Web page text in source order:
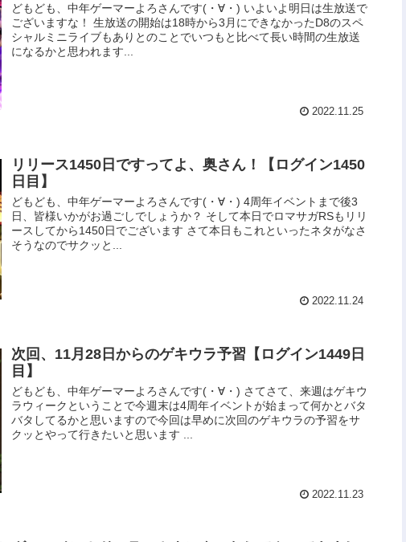
どもども、中年ゲーマーよろさんです(・∀・) いよいよ明日は生放送で
ございますな！ 生放送の開始は18時から3月にできなかったD8のスペ
シャルミニライブもありとのことでいつもと比べて長い時間の生放送
になるかと思われます...
2022.11.25
リリース1450日ですってよ、奥さん！【ログイン1450
日目】
どもども、中年ゲーマーよろさんです(・∀・) 4周年イベントまで後3
日、皆様いかがお過ごしでしょうか？ そして本日でロマサガRSもリリ
ースしてから1450日でございます さて本日もこれといったネタがなさ
そうなのでサクッと...
2022.11.24
次回、11月28日からのゲキウラ予習【ログイン1449日
目】
どもども、中年ゲーマーよろさんです(・∀・) さてさて、来週はゲキウ
ラウィークということで今週末は4周年イベントが始まって何かとバタ
バタしてるかと思いますので今回は早めに次回のゲキウラの予習をサ
クッとやって行きたいと思います ...
2022.11.23